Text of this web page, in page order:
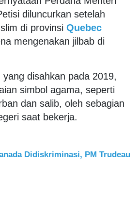
diluncurkan setelah
di provinsi Quebec
mengenakan jilbab di
disahkan pada 2019,
simbol agama, seperti
dan salib, oleh sebagian
saat bekerja.
Didiskriminasi, PM Trudeau